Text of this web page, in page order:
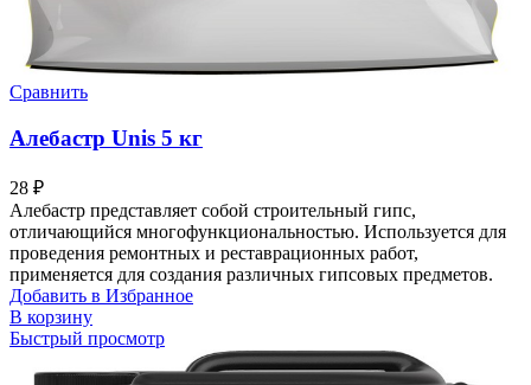
Сравнить
Алебастр Unis 5 кг
28 ₽
Алебастр представляет собой строительный гипс,
отличающийся многофункциональностью. Используется для
проведения ремонтных и реставрационных работ,
применяется для создания различных гипсовых предметов.
Добавить в Избранное
В корзину
Быстрый просмотр